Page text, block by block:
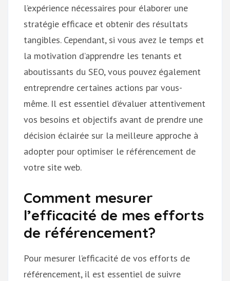
l’expérience nécessaires pour élaborer une
stratégie efficace et obtenir des résultats
tangibles. Cependant, si vous avez le temps et
la motivation d’apprendre les tenants et
aboutissants du SEO, vous pouvez également
entreprendre certaines actions par vous-
même. Il est essentiel d’évaluer attentivement
vos besoins et objectifs avant de prendre une
décision éclairée sur la meilleure approche à
adopter pour optimiser le référencement de
votre site web.
Comment mesurer
l’efficacité de mes efforts
de référencement?
Pour mesurer l’efficacité de vos efforts de
référencement, il est essentiel de suivre